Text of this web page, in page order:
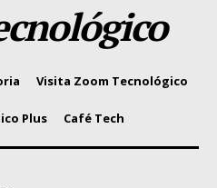
Visita Zoom Tecnológico
Plus Café Tech